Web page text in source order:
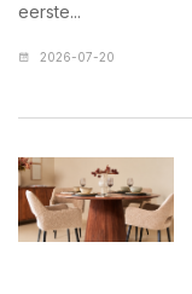
eerste...
2026-07-20